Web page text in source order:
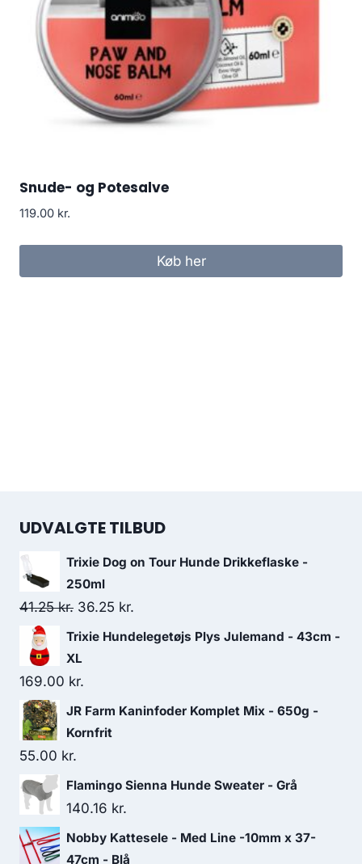
Snude- og Potesalve
119.00 kr.
Køb her
UDVALGTE TILBUD
Trixie Dog on Tour Hunde Drikkeflaske -
250ml
41.25kr. Den
oprindelige
pris
var:
41.25 kr..
36.25 kr.
aktuelle
36.25 kr..
Trixie Hundelegetøjs Plys Julemand - 43cm -
XL
169.00 kr.
JR Farm Kaninfoder Komplet Mix - 650g -
Kornfrit
55.00 kr.
Flamingo Sienna Hunde Sweater - Grå
140.16 kr.
Nobby Kattesele - Med Line -10mm x 37-
47cm - Blå